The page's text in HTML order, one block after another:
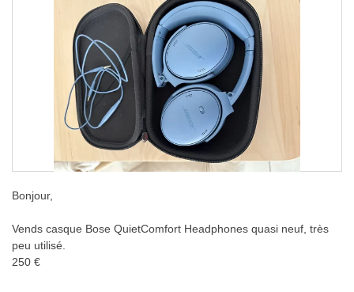
Bonjour,
Vends casque Bose QuietComfort Headphones quasi neuf, très
peu utilisé.
250 €